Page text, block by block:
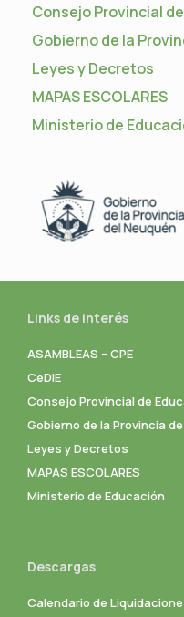
Consejo Provincial
Gobierno de la
Leyes y Decretos
MAPAS ESCOLARES
Ministerio de
Links de interés
ASAMBLEAS – CPE
CeDIE
Consejo Provincial de
Gobierno de la Provincia
Leyes y Decretos
MAPAS ESCOLARES
Ministerio de Educación
Descargas
Calendario de